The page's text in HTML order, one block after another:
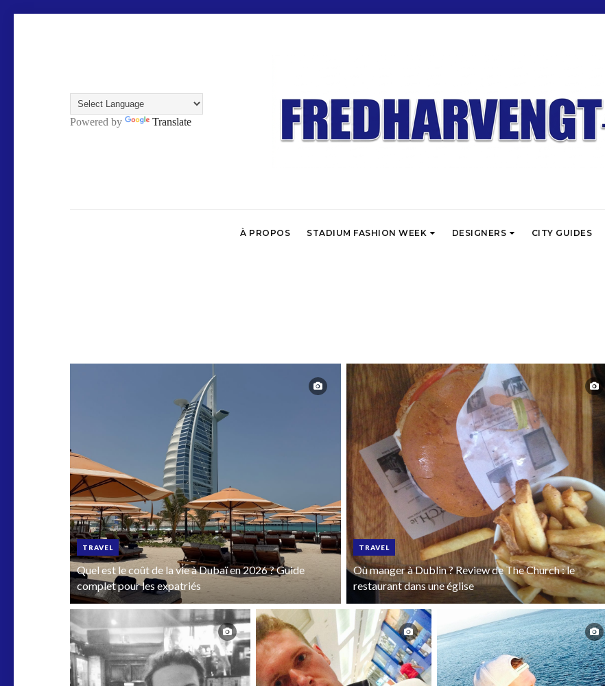
Powered by Translate
À PROPOS STADIUM FASHION WEEK DESIGNERS CITY GUIDES
TRAVEL
Quel est le coût de la vie à Dubaï en 2026 ? Guide
complet pour les expatriés
TRAVEL
Où manger à Dublin ? Review de The Church : le
restaurant dans une église